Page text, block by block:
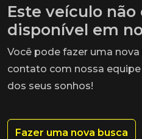
Este veículo não
disponível em
Você pode fazer uma
contato com nossa
dos seus sonhos!
Fazer uma nova busca